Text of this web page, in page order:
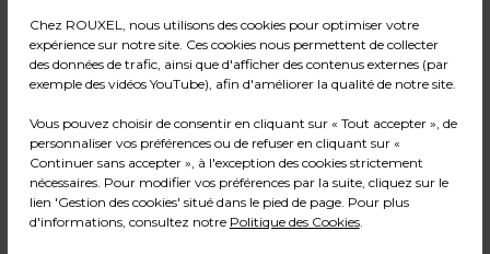
Étiquettes adhésives pour sacs "Joyeuses
Fêtes"
Code :37893
Couleur : Or / Noir
Matière : Adhésif
Dimensions : L 35 x H 135 mm
Poids : 0,12 kg
Chez ROUXEL, nous utilisons des cookies pour optimiser votre
expérience sur notre site. Ces cookies nous permettent de collecter
des données de trafic, ainsi que d'afficher des contenus externes (par
exemple des vidéos YouTube), afin d'améliorer la qualité de notre site.
Vous pouvez choisir de consentir en cliquant sur « Tout accepter », de
personnaliser vos préférences ou de refuser en cliquant sur «
Continuer sans accepter », à l'exception des cookies strictement
nécessaires. Pour modifier vos préférences par la suite, cliquez sur le
lien 'Gestion des cookies' situé dans le pied de page. Pour plus
d'informations, consultez notre Politique des Cookies.